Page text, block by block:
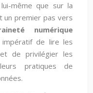
même que sur la
un premier pas vers
numérique
de lire les
de privilégier les
pratiques de